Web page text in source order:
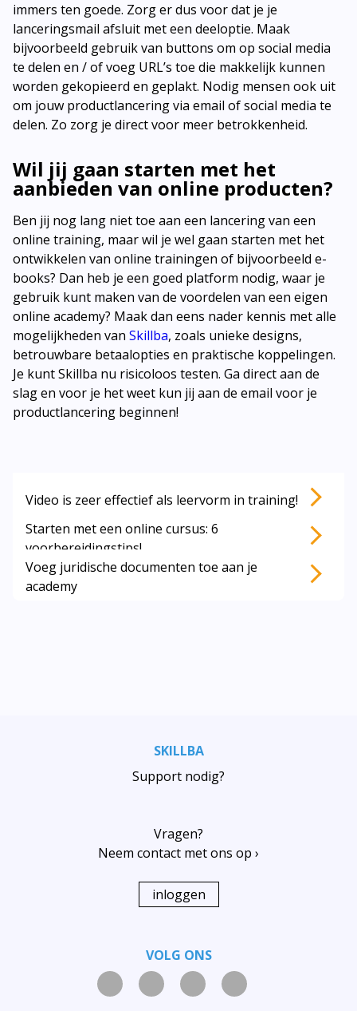
immers ten goede. Zorg er dus voor dat je je
lanceringsmail afsluit met een deeloptie. Maak
bijvoorbeeld gebruik van buttons om op social media
te delen en / of voeg URL’s toe die makkelijk kunnen
worden gekopieerd en geplakt. Nodig mensen ook uit
om jouw productlancering via email of social media te
delen. Zo zorg je direct voor meer betrokkenheid.
Wil jij gaan starten met het
aanbieden van online producten?
Ben jij nog lang niet toe aan een lancering van een
online training, maar wil je wel gaan starten met het
ontwikkelen van online trainingen of bijvoorbeeld e-
books? Dan heb je een goed platform nodig, waar je
gebruik kunt maken van de voordelen van een eigen
online academy? Maak dan eens nader kennis met alle
mogelijkheden van Skillba, zoals unieke designs,
betrouwbare betaalopties en praktische koppelingen.
Je kunt Skillba nu risicoloos testen. Ga direct aan de
slag en voor je het weet kun jij aan de email voor je
productlancering beginnen!
Lees ook deze artikelen:
Video is zeer effectief als leervorm in training!
Starten met een online cursus: 6
voorbereidingstips!
Voeg juridische documenten toe aan je
academy
SKILLBA
Support nodig?
Vragen?
Neem contact met ons op ›
inloggen
VOLG ONS